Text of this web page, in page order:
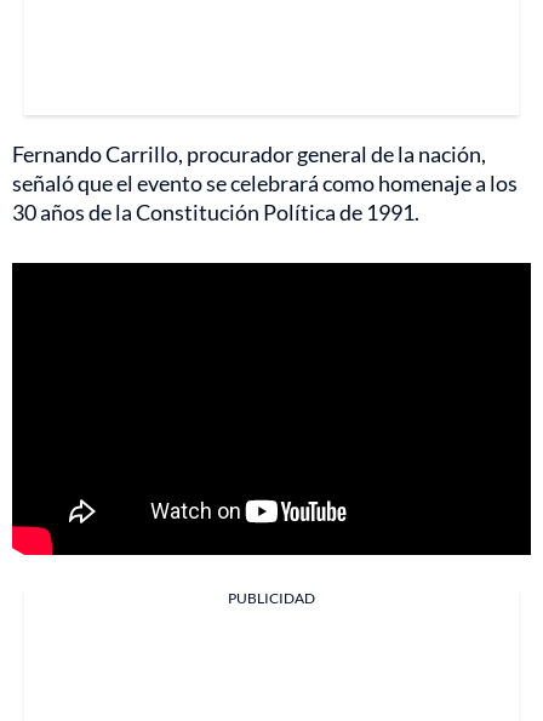
Fernando Carrillo, procurador general de la nación,
señaló que el evento se celebrará como homenaje a los
30 años de la Constitución Política de 1991.
PUBLICIDAD